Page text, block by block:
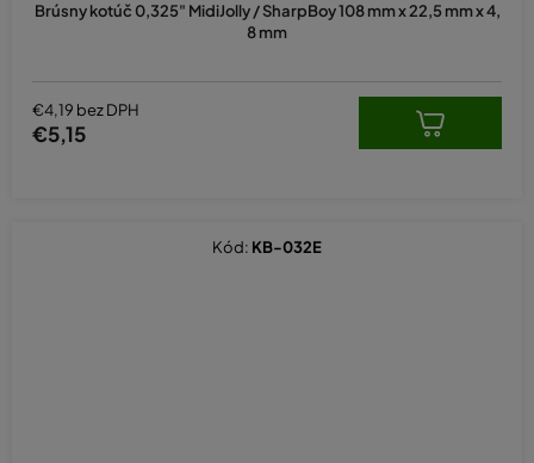
Brúsny kotúč 0,325" MidiJolly / SharpBoy 108 mm x 22,5 mm x 4,
8 mm
€4,19 bez DPH
€5,15
Kód: KB-032E